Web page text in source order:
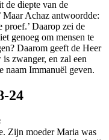
de diepte van de
Maar Achaz antwoordde:
proef.’ Daarop zei de
genoeg om mensen te
Daarom geeft de Heer
zwanger, en zal een
naam Immanuël geven.
24
Zijn moeder Maria was